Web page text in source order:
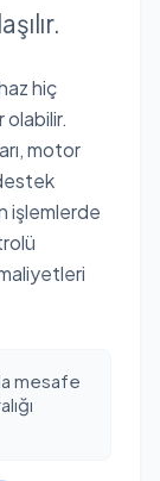
hiç
olabilir.
motor
işlemlerde
mesafe